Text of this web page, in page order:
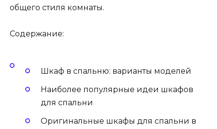
общего стиля комнаты.
Содержание:
Шкаф в спальню: варианты моделей
Наиболее популярные идеи шкафов
для спальни
Оригинальные шкафы для спальни в